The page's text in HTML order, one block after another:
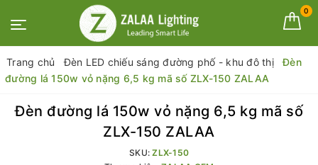
0
Trang chủ Đèn LED chiếu sáng đường phố - khu đô thị
Đèn
đường lá 150w vỏ nặng 6,5 kg mã số ZLX-150 ZALAA
Đèn đường lá 150w vỏ nặng 6,5 kg mã số
ZLX-150 ZALAA
SKU:ZLX-150